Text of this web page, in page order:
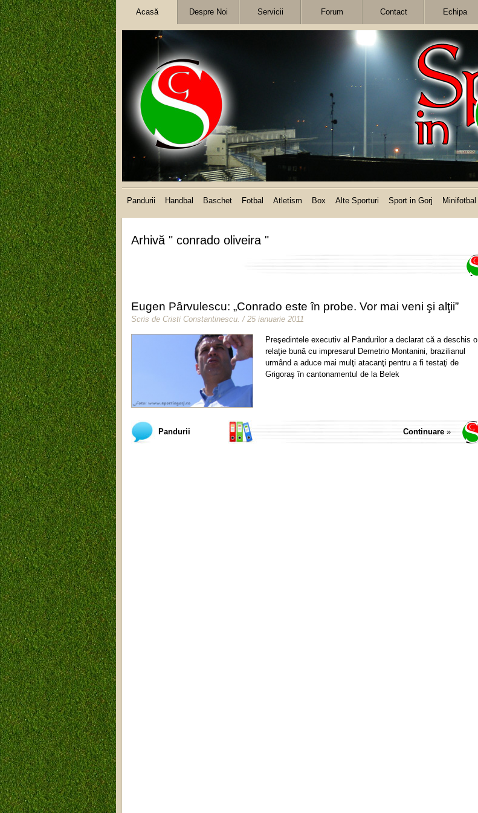
Acasă Despre Noi Servicii Forum Contact Echipa
Pandurii Handbal Baschet Fotbal Atletism Box Alte Sporturi Sport in Gorj Minifotbal
Arhivă " conrado oliveira "
Eugen Pârvulescu: „Conrado este în probe. Vor mai veni şi alţii”
Scris de Cristi Constantinescu. / 25 ianuarie 2011
Preşedintele executiv al Pandurilor a declarat că a deschis o
relaţie bună cu impresarul Demetrio Montanini, brazilianul
urmând a aduce mai mulţi atacanţi pentru a fi testaţi de
Grigoraş în cantonamentul de la Belek
Pandurii Continuare »